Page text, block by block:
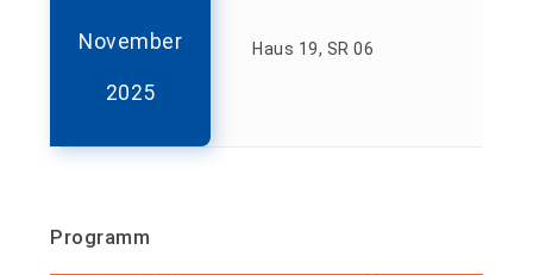
November
2025
Haus 19, SR 06
Programm